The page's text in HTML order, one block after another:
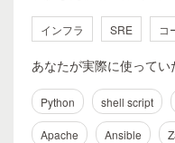
インフラ SRE コ
あなたが実際に使ってい
Python shell script
Apache Ansible